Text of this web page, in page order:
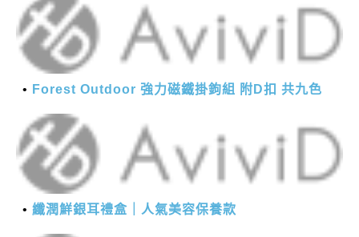
Forest Outdoor 強力磁鐵掛鉤組 附D扣 共九色
纖潤鮮銀耳禮盒｜人氣美容保養款